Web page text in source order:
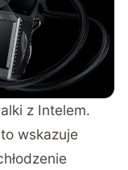
z Intelem.
wskazuje